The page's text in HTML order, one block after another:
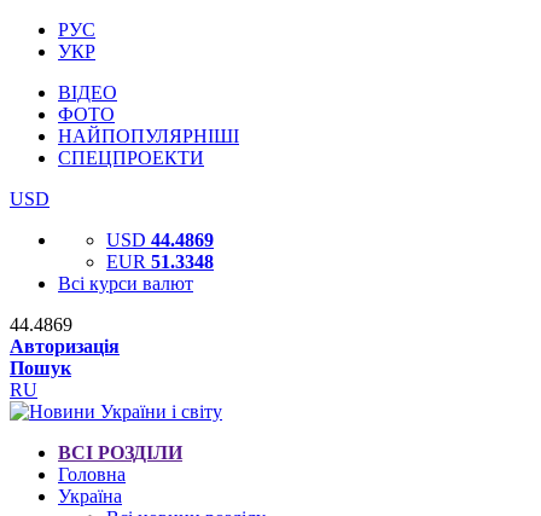
РУС
УКР
ВІДЕО
ФОТО
НАЙПОПУЛЯРНІШІ
СПЕЦПРОЕКТИ
USD
USD 44.4869
EUR 51.3348
Всі курси валют
44.4869
Авторизація
Пошук
RU
ВСІ РОЗДІЛИ
Головна
Україна